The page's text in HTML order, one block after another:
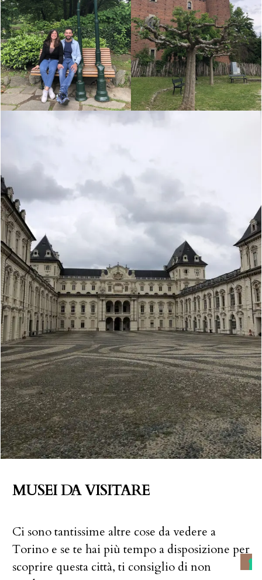
MUSEI DA VISITARE
Ci sono tantissime altre cose da vedere a
Torino e se te hai più tempo a disposizione per
scoprire questa città, ti consiglio di non